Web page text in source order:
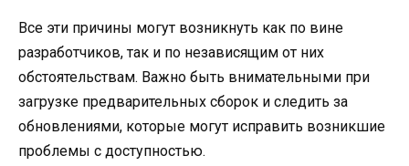
Все эти причины могут возникнуть как по вине
разработчиков, так и по независящим от них
обстоятельствам. Важно быть внимательными при
загрузке предварительных сборок и следить за
обновлениями, которые могут исправить возникшие
проблемы с доступностью.